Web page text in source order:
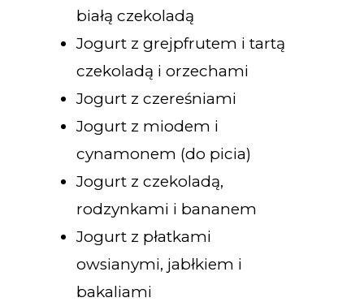
białą czekoladą
Jogurt z grejpfrutem i tartą
czekoladą i orzechami
Jogurt z czereśniami
Jogurt z miodem i
cynamonem (do picia)
Jogurt z czekoladą,
rodzynkami i bananem
Jogurt z płatkami
owsianymi, jabłkiem i
bakaliami